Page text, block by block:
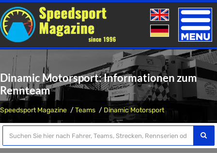
Toggle
Dinamic Motorsport: Informationen zum
Rennteam
Speedsport Magazine Teams Dinamic Motorsport